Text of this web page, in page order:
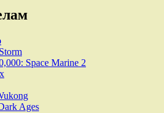
Space Marine 2
Ages